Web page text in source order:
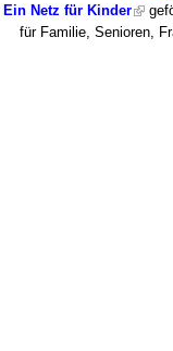
Ein Netz für Kinder
für Familie, Senioren,